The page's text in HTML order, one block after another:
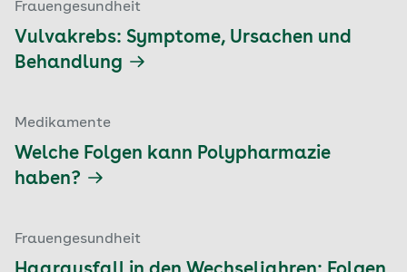
Frauengesundheit
Vulvakrebs: Symptome, Ursachen und
Behandlung
Medikamente
Welche Folgen kann Polypharmazie
haben?
Frauengesundheit